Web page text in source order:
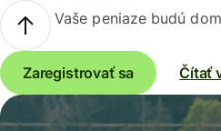
Vaše peniaze budú
Zaregistrovať sa Čítať